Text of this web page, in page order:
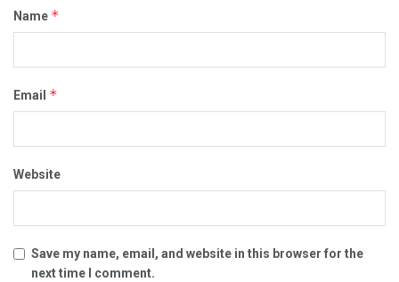
Name *
Email *
Website
Save my name, email, and website in this browser for the
next time I comment.